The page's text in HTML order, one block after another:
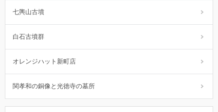
七輿山古墳
白石古墳群
オレンジハット新町店
関孝和の銅像と光徳寺の墓所